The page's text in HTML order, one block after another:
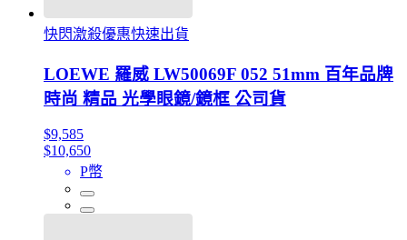
快閃激殺優惠快速出貨
LOEWE 羅威 LW50069F 052 51mm 百年品牌
時尚 精品 光學眼鏡/鏡框 公司貨
$9,585
$10,650
P幣